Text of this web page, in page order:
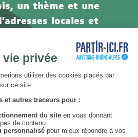
un thème et une
locales et
!